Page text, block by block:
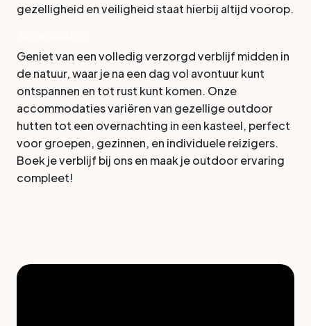
gezelligheid en veiligheid staat hierbij altijd voorop.
Geniet van een volledig verzorgd verblijf midden in
de natuur, waar je na een dag vol avontuur kunt
ontspannen en tot rust kunt komen. Onze
accommodaties variëren van gezellige outdoor
hutten tot een overnachting in een kasteel, perfect
voor groepen, gezinnen, en individuele reizigers.
Boek je verblijf bij ons en maak je outdoor ervaring
compleet!